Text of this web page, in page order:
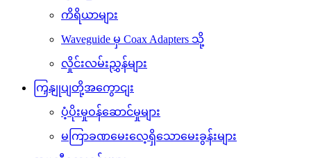
ကိရိယာများ
Waveguide မှ Coax Adapters သို့
လှိုင်းလမ်းညွှန်များ
ကြှနျုပျတို့အကွောငျး
ပံ့ပိုးမှုဝန်ဆောင်မှုများ
မကြာခဏမေးလေ့ရှိသောမေးခွန်းများ